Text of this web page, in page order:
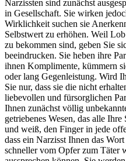
Narzissten sind zunächst
in Gesellschaft. Sie wirken
Wirklichkeit suchen sie
Selbstwert zu erhöhen. Weil
zu bekommen sind, geben Sie
beeindrucken. Sie heben ihre
ihnen Komplimente, kümmern
oder lang Gegenleistung. Wird
Sie nur, dass sie die nicht
liebevollen und fürsorglichen
Ihnen zunächst völlig
getriebenes Wesen, das alle
und weiß, den Finger in jede
dass ein Narzisst Ihnen das
schneller vom Opfer zum Täter